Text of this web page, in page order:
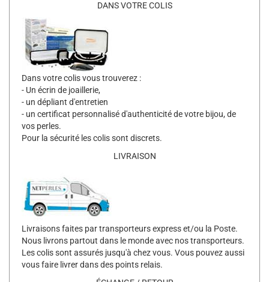
DANS VOTRE COLIS
Dans votre colis vous trouverez :
- Un écrin de joaillerie,
- un dépliant d'entretien
- un certificat personnalisé d'authenticité de votre bijou, de
vos perles.
Pour la sécurité les colis sont discrets.
LIVRAISON
Livraisons faites par transporteurs express et/ou la Poste.
Nous livrons partout dans le monde avec nos transporteurs.
Les colis sont assurés jusqu'à chez vous. Vous pouvez aussi
vous faire livrer dans des points relais.